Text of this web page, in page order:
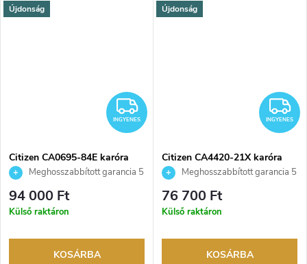
Újdonság
INGYENES
INGYENES
Citizen CA0695-84E karóra
Meghosszabbított garancia 5
évre. Akár 100 napos
visszaküldési lehetőség. Hivatalos
94 000 Ft
Külső raktáron
KOSÁRBA
Újdonság
INGYENES
Citizen CA4420-21X karóra
Meghosszabbított garancia 5
évre. Akár 100 napos
visszaküldési lehetőség. Hivatalos
76 700 Ft
Külső raktáron
KOSÁRBA